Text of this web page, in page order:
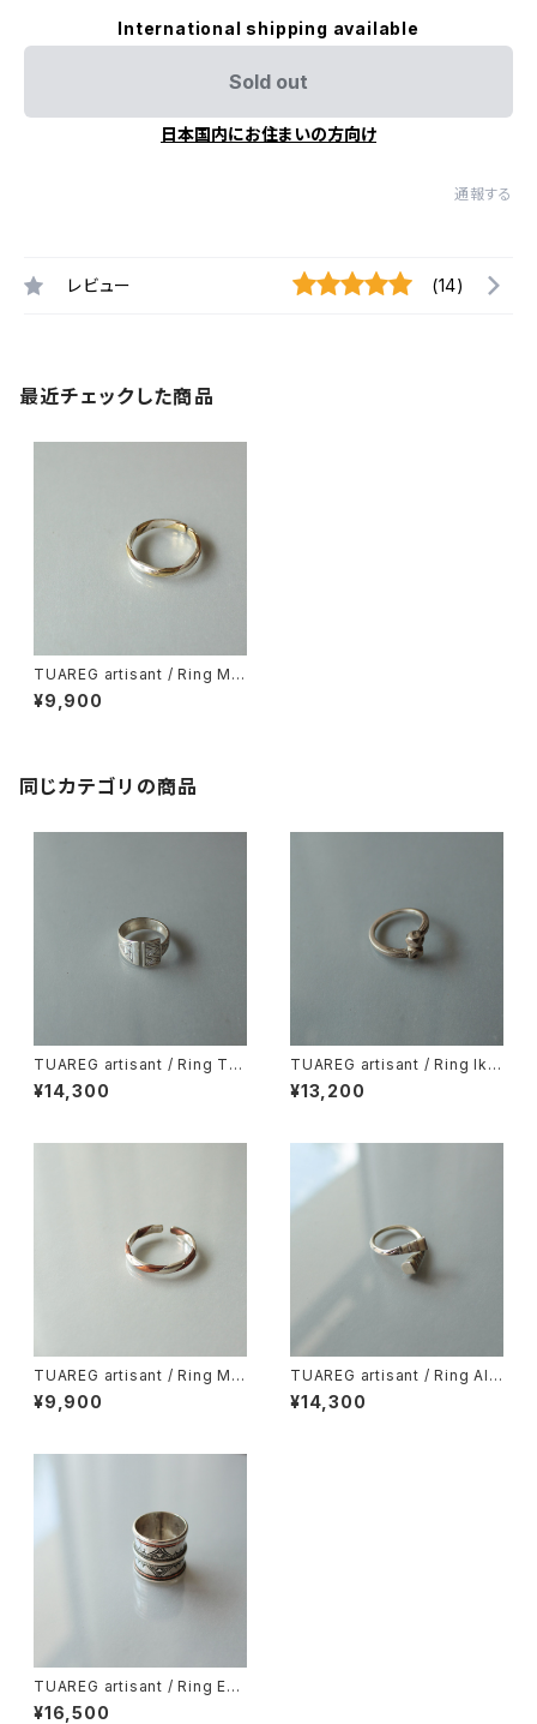
International shipping available
Sold out
日本国内にお住まいの方向け
通報する
レビュー (14)
最近チェックした商品
TUAREG artisant / Ring Me
dicine Bronze
¥9,900
同じカテゴリの商品
TUAREG artisant / Ring Tan
fouk
¥14,300
TUAREG artisant / Ring lka
zan
¥13,200
TUAREG artisant / Ring Me
dicine Copper
¥9,900
TUAREG artisant / Ring Alki
s
¥14,300
TUAREG artisant / Ring Egl
e
¥16,500